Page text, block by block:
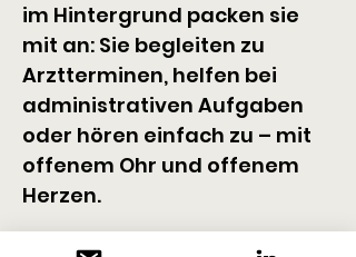
im Hintergrund packen sie
mit an: Sie begleiten zu
Arztterminen, helfen bei
administrativen Aufgaben
oder hören einfach zu – mit
offenem Ohr und offenem
Herzen.